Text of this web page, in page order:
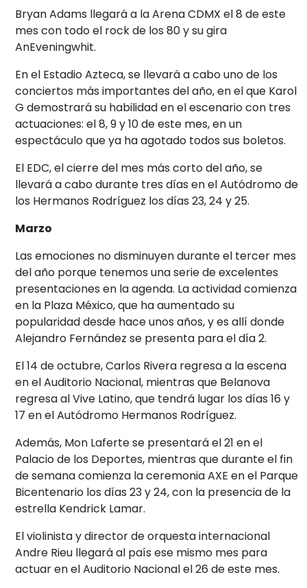
Bryan Adams llegará a la Arena CDMX el 8 de este
mes con todo el rock de los 80 y su gira
AnEveningwhit.
En el Estadio Azteca, se llevará a cabo uno de los
conciertos más importantes del año, en el que Karol
G demostrará su habilidad en el escenario con tres
actuaciones: el 8, 9 y 10 de este mes, en un
espectáculo que ya ha agotado todos sus boletos.
El EDC, el cierre del mes más corto del año, se
llevará a cabo durante tres días en el Autódromo de
los Hermanos Rodríguez los días 23, 24 y 25.
Marzo
Las emociones no disminuyen durante el tercer mes
del año porque tenemos una serie de excelentes
presentaciones en la agenda. La actividad comienza
en la Plaza México, que ha aumentado su
popularidad desde hace unos años, y es allí donde
Alejandro Fernández se presenta para el día 2.
El 14 de octubre, Carlos Rivera regresa a la escena
en el Auditorio Nacional, mientras que Belanova
regresa al Vive Latino, que tendrá lugar los días 16 y
17 en el Autódromo Hermanos Rodríguez.
Además, Mon Laferte se presentará el 21 en el
Palacio de los Deportes, mientras que durante el fin
de semana comienza la ceremonia AXE en el Parque
Bicentenario los días 23 y 24, con la presencia de la
estrella Kendrick Lamar.
El violinista y director de orquesta internacional
Andre Rieu llegará al país ese mismo mes para
actuar en el Auditorio Nacional el 26 de este mes.